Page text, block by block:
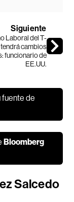
Siguiente
Laboral del T-
cambios
funcionario de
EE.UU.
fuente de
Bloomberg
Salcedo